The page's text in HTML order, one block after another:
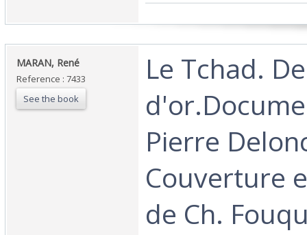
‎MARAN, René‎
Reference : 7433
See the book
‎Le Tchad.
Pierre
Couverture
de Ch.